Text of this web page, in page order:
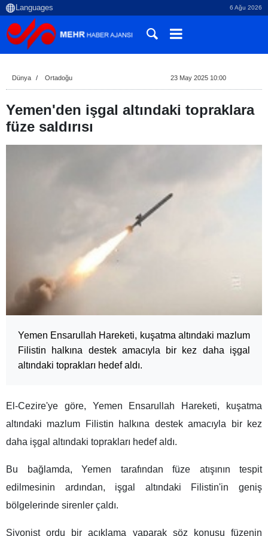
6 Ağu 2026
Dünya Ortadoğu 23 May 2025 10:00
Yemen'den işgal altındaki topraklara
füze saldırısı
Yemen Ensarullah Hareketi, kuşatma altındaki mazlum
Filistin halkına destek amacıyla bir kez daha işgal
altındaki toprakları hedef aldı.
El-Cezire'ye göre, Yemen Ensarullah Hareketi, kuşatma
altındaki mazlum Filistin halkına destek amacıyla bir kez
daha işgal altındaki toprakları hedef aldı.
Bu bağlamda, Yemen tarafından füze atışının tespit
edilmesinin ardından, işgal altındaki Filistin'in geniş
bölgelerinde sirenler çaldı.
Siyonist ordu bir açıklama yaparak söz konusu füzenin